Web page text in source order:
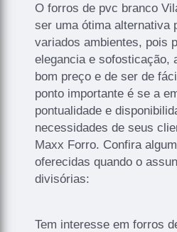
O forros de pvc branco
ser uma ótima alternativa
variados ambientes, pois
elegancia e sofosticação,
bom preço e de ser de
ponto importante é se a
pontualidade e
necessidades de seus
Maxx Forro. Confira
oferecidas quando o
divisórias:
Tem interesse em forros